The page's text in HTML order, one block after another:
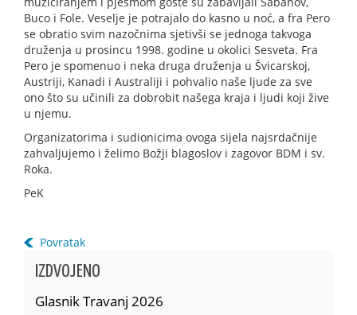
Buco i Fole. Veselje je potrajalo do kasno u noć, a fra Pero
se obratio svim nazočnima sjetivši se jednoga takvoga
druženja u prosincu 1998. godine u okolici Sesveta. Fra
Pero je spomenuo i neka druga druženja u Švicarskoj,
Austriji, Kanadi i Australiji i pohvalio naše ljude za sve
ono što su učinili za dobrobit našega kraja i ljudi koji žive
u njemu.
Organizatorima i sudionicima ovoga sijela najsrdačnije
zahvaljujemo i želimo Božji blagoslov i zagovor BDM i sv.
Roka.
PeK
Povratak
IZDVOJENO
Glasnik Travanj 2026